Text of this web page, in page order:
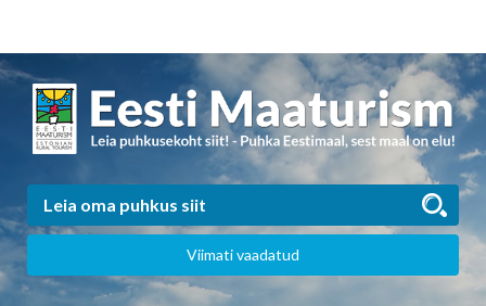
Viimati vaadatud